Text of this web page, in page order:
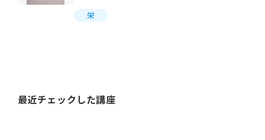
栄
最近チェックした講座